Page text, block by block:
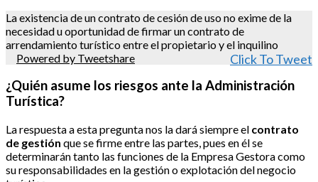
La existencia de un contrato de cesión de uso no exime de la
necesidad u oportunidad de firmar un contrato de
arrendamiento turístico entre el propietario y el inquilino
Powered by Tweetshare
Click To Tweet
¿Quién asume los riesgos ante la Administración
Turística?
La respuesta a esta pregunta nos la dará siempre el contrato
de gestión que se firme entre las partes, pues en él se
determinarán tanto las funciones de la Empresa Gestora como
su responsabilidades en la gestión o explotación del negocio